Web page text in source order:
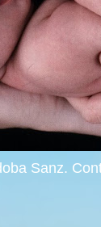
Sanz.